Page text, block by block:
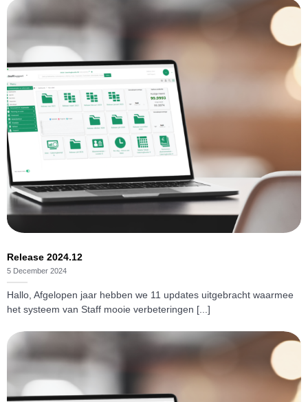
Release 2024.12
5 December 2024
Hallo, Afgelopen jaar hebben we 11 updates uitgebracht waarmee
het systeem van Staff mooie verbeteringen [...]